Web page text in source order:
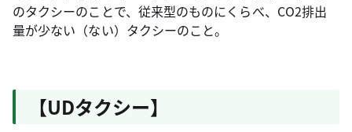
のタクシーのことで、従来型のものにくらべ、CО2排出
量が少ない（ない）タクシーのこと。
【UDタクシー】